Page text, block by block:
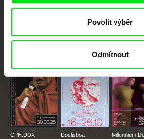
Povolit výběr
Odmítnout
Portál DAFilms.cz je výsledkem tvůrčí
festivalů dokumentárního filmu sdružených do
posouvat hranice dokumentárního filmu,
podporovat kvalitní autorské
Členové Doc Alliance
CPH:DOX Doclisboa
Millennium